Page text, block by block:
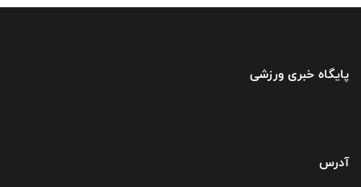
پایگاه خبری ورزشی
آدرس